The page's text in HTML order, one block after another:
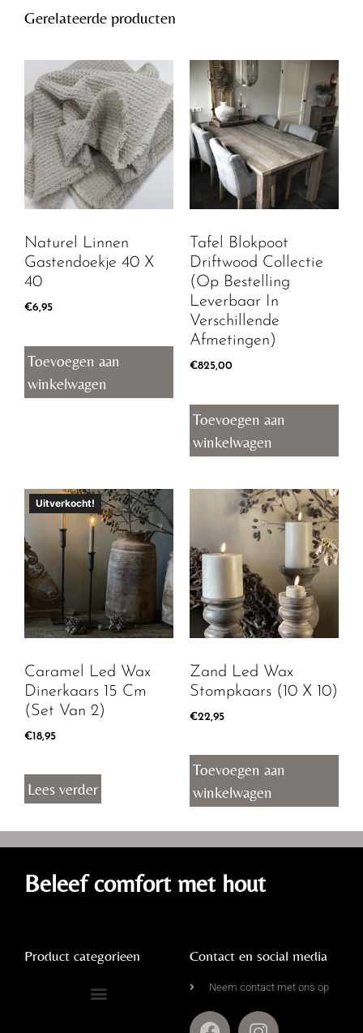
Gerelateerde producten
Naturel Linnen
Gastendoekje 40 X
40
€6,95
Toevoegen aan
winkelwagen
Tafel Blokpoot
Driftwood Collectie
(Op Bestelling
Leverbaar In
Verschillende
Afmetingen)
€825,00
Toevoegen aan
winkelwagen
Uitverkocht!
Caramel Led Wax
Dinerkaars 15 Cm
(set Van 2)
€18,95
Lees verder
Zand Led Wax
Stompkaars (10 X 10)
€22,95
Toevoegen aan
winkelwagen
Beleef comfort met hout
Product categorieen Contact en social media
Neem contact met ons op